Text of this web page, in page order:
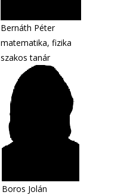
Bernáth Péter
matematika, fizika
szakos tanár
Boros Jolán